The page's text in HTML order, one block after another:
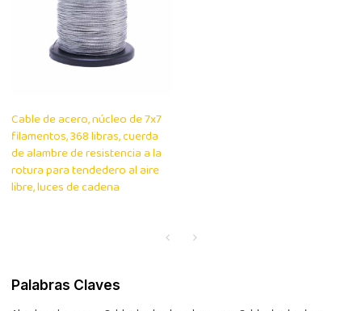
Cable de acero, núcleo de 7x7
filamentos, 368 libras, cuerda
de alambre de resistencia a la
rotura para tendedero al aire
libre, luces de cadena
Palabras Claves